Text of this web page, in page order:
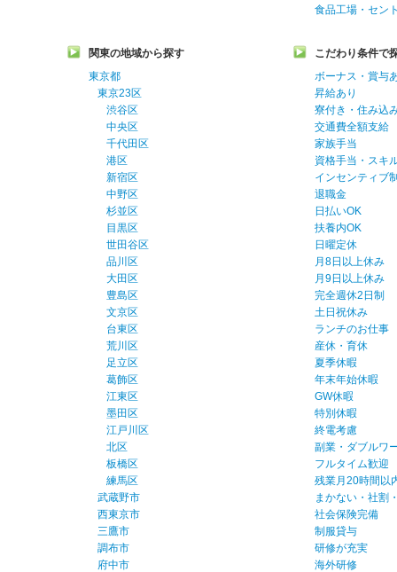
食品工場・セン
関東の地域から探す
東京都
東京23区
渋谷区
中央区
千代田区
港区
新宿区
中野区
杉並区
目黒区
世田谷区
品川区
大田区
豊島区
文京区
台東区
荒川区
足立区
葛飾区
江東区
墨田区
江戸川区
北区
板橋区
練馬区
武蔵野市
西東京市
三鷹市
調布市
府中市
こだわり条件で
ボーナス・賞与
昇給あり
寮付き・住み込
交通費全額支給
家族手当
資格手当・スキ
インセンティブ
退職金
日払いOK
扶養内OK
日曜定休
月8日以上休み
月9日以上休み
完全週休2日制
土日祝休み
ランチのお仕事
産休・育休
夏季休暇
年末年始休暇
GW休暇
特別休暇
終電考慮
副業・ダブルワ
フルタイム歓迎
残業月20時間以
まかない・社割
社会保険完備
制服貸与
研修が充実
海外研修